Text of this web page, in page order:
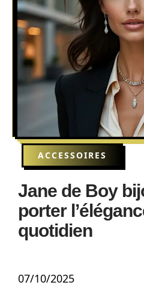
ACCESSOIRES
Jane de Boy
porter
quotidien
07/10/2025